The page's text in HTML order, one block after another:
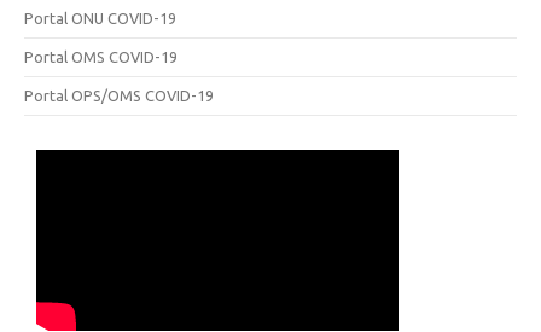
Portal ONU COVID-19
Portal OMS COVID-19
Portal OPS/OMS COVID-19